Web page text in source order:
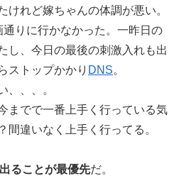
けれど嫁ちゃんの体調が悪い。
りに行かなかった。一昨日の
し、今日の最後の刺激入れも出
ストップかかり DNS。
、、、。
までで一番上手く行っている気
間違いなく上手く行ってる。
ることが最優先だ。